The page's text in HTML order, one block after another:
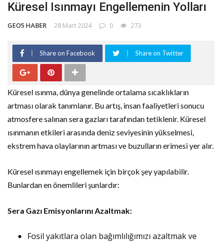
Küresel Isınmayı Engellemenin Yolları
GEO5 HABER 28 Mart 2024 0 273
Share on Facebook Share on Twitter
Küresel ısınma, dünya genelinde ortalama sıcaklıkların
artması olarak tanımlanır. Bu artış, insan faaliyetleri sonucu
atmosfere salınan sera gazları tarafından tetiklenir. Küresel
ısınmanın etkileri arasında deniz seviyesinin yükselmesi,
ekstrem hava olaylarının artması ve buzulların erimesi yer alır.
Küresel ısınmayı engellemek için birçok şey yapılabilir.
Bunlardan en önemlileri şunlardır:
Sera Gazı Emisyonlarını Azaltmak:
Fosil yakıtlara olan bağımlılığımızı azaltmak ve